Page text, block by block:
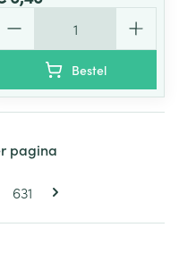
Bestel
pagina
Pagina
631
pagina